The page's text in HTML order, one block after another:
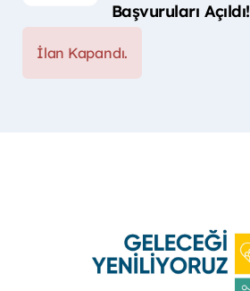
Başvuruları Açıldı!
İlan Kapandı.